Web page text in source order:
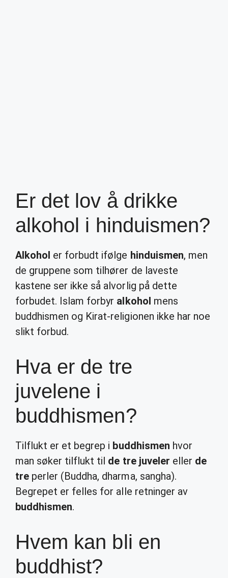
Er det lov å drikke
alkohol i hinduismen?
Alkohol er forbudt ifølge hinduismen, men
de gruppene som tilhører de laveste
kastene ser ikke så alvorlig på dette
forbudet. Islam forbyr alkohol mens
buddhismen og Kirat-religionen ikke har noe
slikt forbud.
Hva er de tre
juvelene i
buddhismen?
Tilflukt er et begrep i buddhismen hvor
man søker tilflukt til de tre juveler eller de
tre perler (Buddha, dharma, sangha).
Begrepet er felles for alle retninger av
buddhismen.
Hvem kan bli en
buddhist?